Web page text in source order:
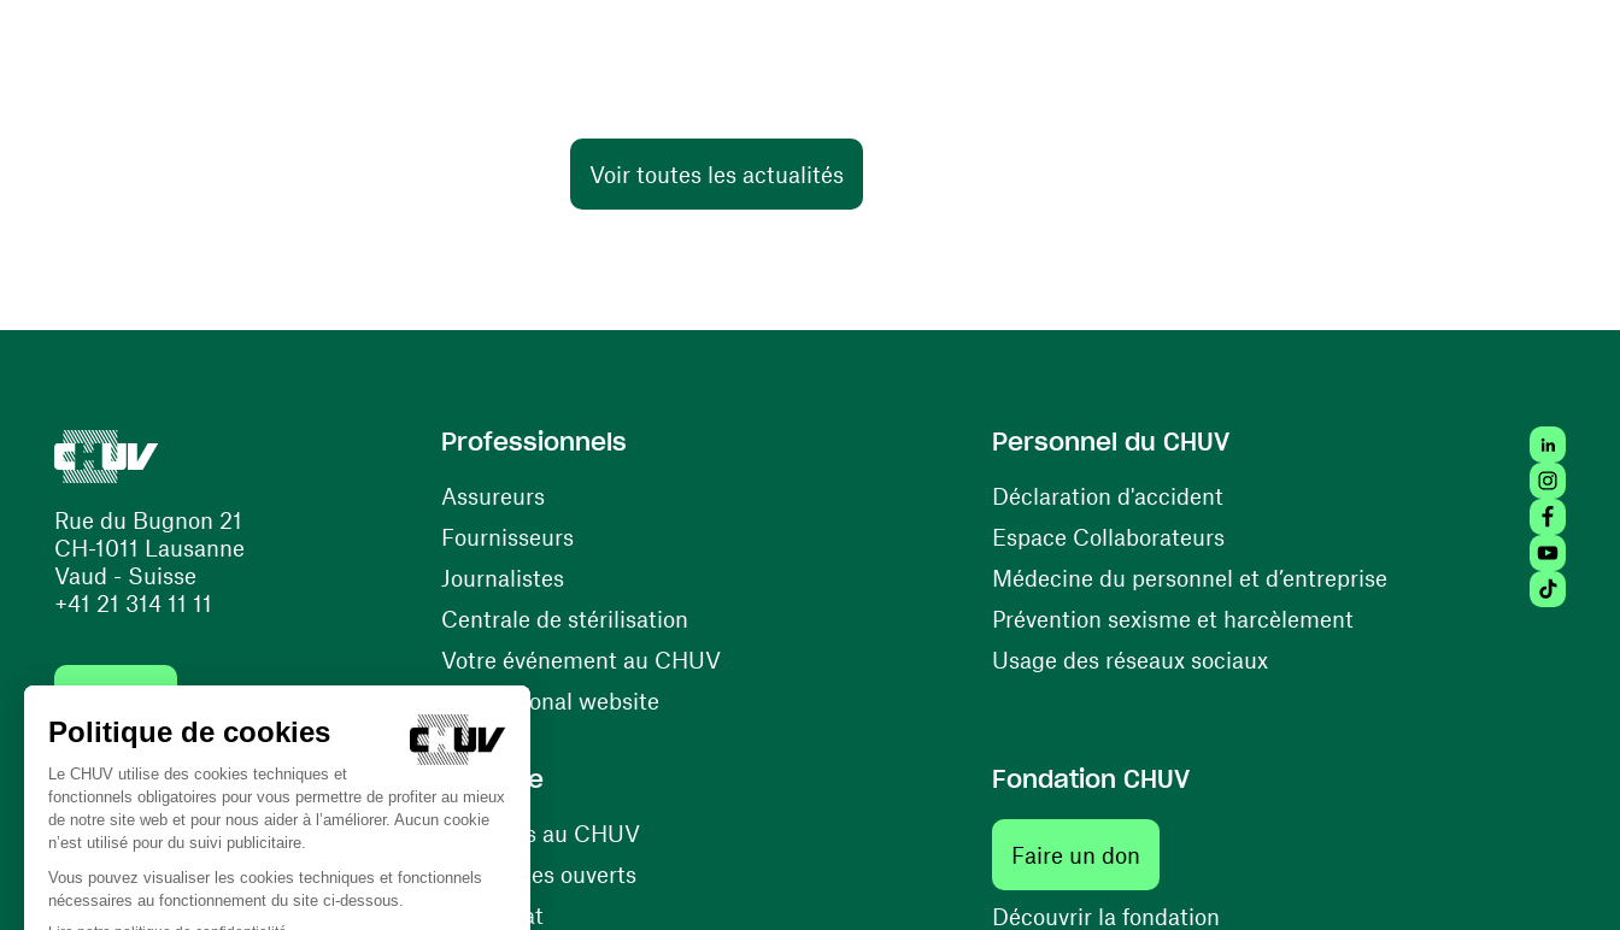
Voir toutes les actualités
Rue du Bugnon 21
CH-1011 Lausanne
Vaud - Suisse
+41 21 314 11 11
(ouvre une nouvelle fenêtre)
Professionnels
Assureurs
Fournisseurs(ouvre une nouvelle fenêtre)
Journalistes
Centrale de stérilisation
Votre événement au CHUV(ouvre une nouvelle fenêtre)
International website
Personnel du CHUV
Déclaration d'accident(ouvre une nouvelle fenêtre)
Espace Collaborateurs(ouvre une nouvelle fenêtre)
Médecine du personnel et d’entreprise(ouvre une nouvelle
Prévention sexisme et harcèlement(ouvre une nouvelle
Usage des réseaux sociaux(ouvre une nouvelle fenêtre)
Carrière
Carrières au CHUV(ouvre une nouvelle fenêtre)
Nos postes ouverts(ouvre une nouvelle fenêtre)
Bénévolat
Fondation CHUV
Faire un don(ouvre une nouvelle fenêtre)
Découvrir la fondation(ouvre une nouvelle fenêtre)
Tiktok